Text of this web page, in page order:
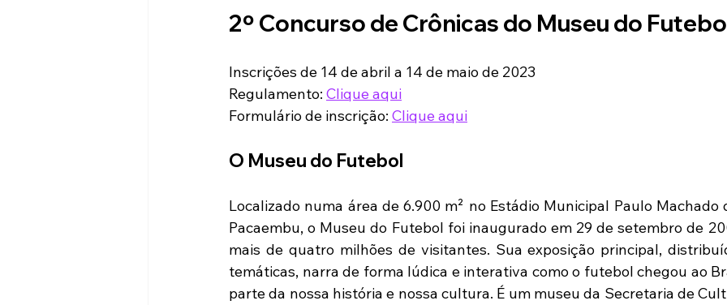
2º Concurso de Crônicas do Museu do
Inscrições de 14 de abril a 14 de maio de 2023
Regulamento: Clique aqui
Formulário de inscrição: Clique aqui
O Museu do Futebol
Localizado numa área de 6.900 m² no Estádio Municipal Paulo Machado
Pacaembu, o Museu do Futebol foi inaugurado em 29 de setembro de
mais de quatro milhões de visitantes. Sua exposição principal,
temáticas, narra de forma lúdica e interativa como o futebol chegou ao
parte da nossa história e nossa cultura. É um museu da Secretaria de